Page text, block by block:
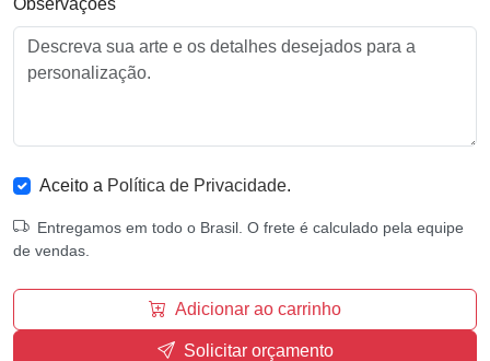
Aceito a Política de Privacidade.
Entregamos em todo o Brasil. O frete é calculado pela equipe
de vendas.
Adicionar ao carrinho
Solicitar orçamento